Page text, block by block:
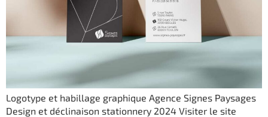
Logotype et habillage graphique Agence Signes Paysages
Design et déclinaison stationnery 2024 Visiter le site